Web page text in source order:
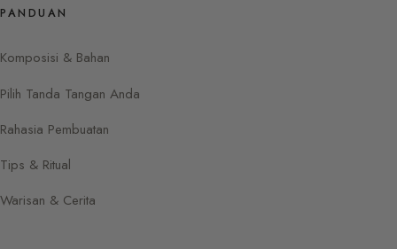
PANDUAN
Komposisi & Bahan
Pilih Tanda Tangan Anda
Rahasia Pembuatan
Tips & Ritual
Warisan & Cerita